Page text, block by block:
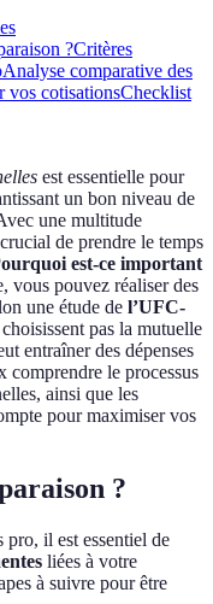
?Critères
Analyse comparative des
vos cotisationsChecklist
est essentielle pour
un bon niveau de
une multitude
de prendre le temps
est-ce important
vous pouvez réaliser des
une étude de l’UFC-
pas la mutuelle
entraîner des dépenses
comprendre le processus
ainsi que les
pour maximiser vos
?
pro, il est essentiel de
liées à votre
à suivre pour être